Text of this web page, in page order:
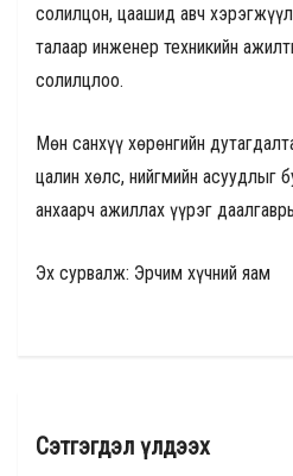
солилцон, цаашид авч
талаар инженер техникийн
солилцлоо.
Мөн санхүү хөрөнгийн
цалин хөлс, нийгмийн асуудлыг
анхаарч ажиллах үүрэг
Эх сурвалж: Эрчим хүчний яам
Сэтгэгдэл үлдээх